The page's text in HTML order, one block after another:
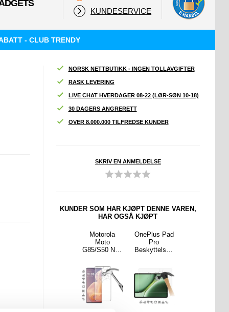
KUNDESERVICE
- CLUB TRENDY
NORSK NETTBUTIKK - INGEN TOLLAVGIFTER
RASK LEVERING
LIVE CHAT HVERDAGER 08-22 (LØR-SØN 10-18)
30 DAGERS ANGRERETT
OVER 8.000.000 TILFREDSE KUNDER
SKRIV EN ANMELDELSE
KUNDER SOM HAR KJØPT DENNE VAREN,
HAR OGSÅ KJØPT
Motorola
Moto
G85/S50 Neo
Beskyttelses
glass - Svart
Kant
OnePlus Pad
Pro
Beskyttelses
Case Friendly
- Klar